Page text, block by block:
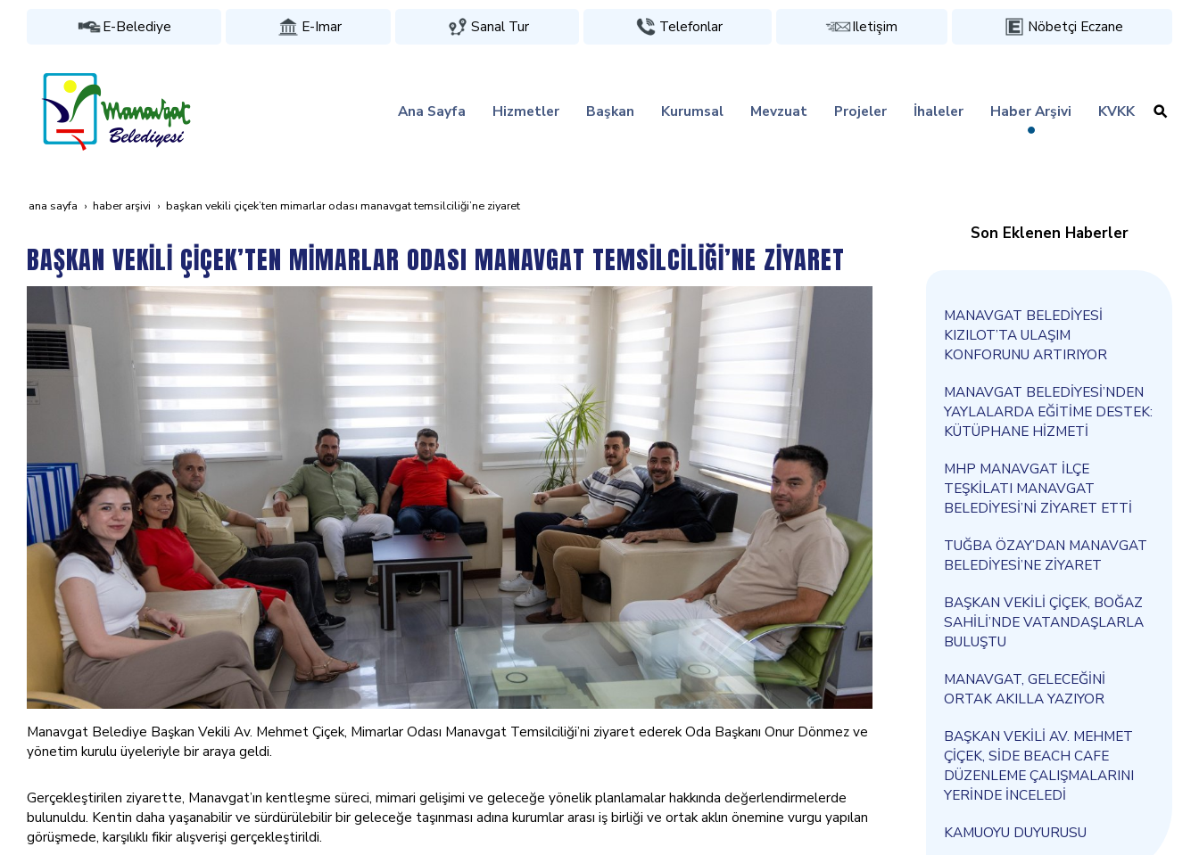
E-Belediye E-Imar Sanal Tur Telefonlar Iletişim Nöbetçi Eczane
Ana Sayfa Hizmetler Başkan Kurumsal Mevzuat Projeler İhaleler Haber Arşivi KVKK
ana sayfa haber arşivi başkan veki̇li̇ çi̇çek’ten mi̇marlar odasi manavgat temsi̇lci̇li̇ği̇’ne zi̇yaret
BAŞKAN VEKİLİ ÇİÇEK’TEN MİMARLAR ODASI MANAVGAT TEMSİLCİLİĞİ’NE ZİYARET
Manavgat Belediye Başkan Vekili Av. Mehmet Çiçek, Mimarlar Odası Manavgat Temsilciliği’ni ziyaret ederek Oda Başkanı Onur Dönmez ve
yönetim kurulu üyeleriyle bir araya geldi.
Gerçekleştirilen ziyarette, Manavgat’ın kentleşme süreci, mimari gelişimi ve geleceğe yönelik planlamalar hakkında değerlendirmelerde
bulunuldu. Kentin daha yaşanabilir ve sürdürülebilir bir geleceğe taşınması adına kurumlar arası iş birliği ve ortak aklın önemine vurgu yapılan
görüşmede, karşılıklı fikir alışverişi gerçekleştirildi.
Son Eklenen Haberler
MANAVGAT BELEDİYESİ
KIZILOT’TA ULAŞIM
KONFORUNU ARTIRIYOR
MANAVGAT BELEDİYESİ’NDEN
YAYLALARDA EĞİTİME DESTEK:
KÜTÜPHANE HİZMETİ
MHP MANAVGAT İLÇE
TEŞKİLATI MANAVGAT
BELEDİYESİ’Nİ ZİYARET ETTİ
TUĞBA ÖZAY’DAN MANAVGAT
BELEDİYESİ’NE ZİYARET
BAŞKAN VEKİLİ ÇİÇEK, BOĞAZ
SAHİLİ’NDE VATANDAŞLARLA
BULUŞTU
MANAVGAT, GELECEĞİNİ
ORTAK AKILLA YAZIYOR
BAŞKAN VEKİLİ AV. MEHMET
ÇİÇEK, SİDE BEACH CAFE
DÜZENLEME ÇALIŞMALARINI
YERİNDE İNCELEDİ
KAMUOYU DUYURUSU